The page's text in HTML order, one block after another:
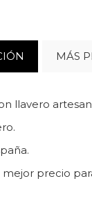
MÁS
llavero
mejor precio